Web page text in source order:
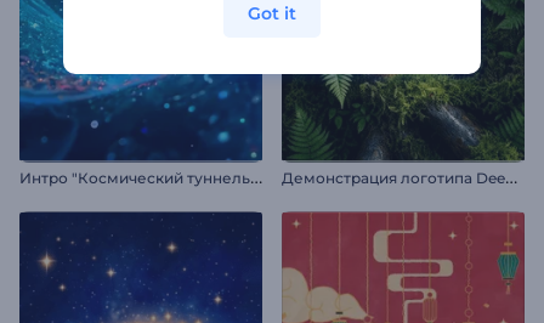
И
нтро "Космический туннель: обратный отсчет" Д
емонстрация логотипа Deep Forest
Got it